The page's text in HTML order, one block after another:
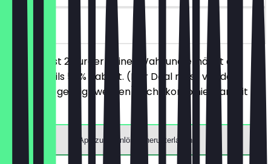
vor Ort
Du bestellst 2 Burger deiner Wahl und erhältst auf
beide jeweils 50% Rabatt. (Der Deal muss vor der
Bestellung gezeigt werden) Nicht kombinierbar mit
Menüs.
App zum Einlösen herunterladen